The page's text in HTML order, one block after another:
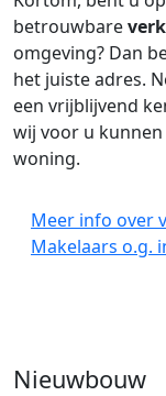
betrouwbare
omgeving? Dan
het juiste adres.
een vrijblijvend
wij voor u
woning.
Meer info over
Makelaars o.g.
Nieuwbouw